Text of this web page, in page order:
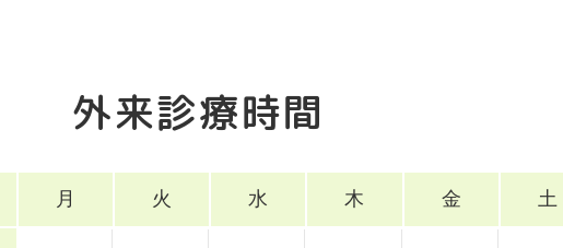
外来診療時間
月 火 水 木 金 土